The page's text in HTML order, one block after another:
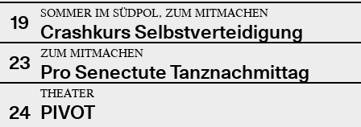
19 SOMMER IM SÜDPOL, ZUM MITMACHEN
Crashkurs Selbstverteidigung
23
ZUM MITMACHEN
Pro Senectute Tanznachmittag
24
THEATER
PIVOT